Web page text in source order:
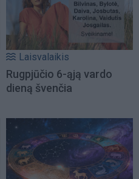
Laisvalaikis
Rugpjūčio 6-ąją vardo
dieną švenčia